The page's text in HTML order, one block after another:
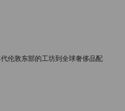
伦敦东部的工坊到全球奢侈品配